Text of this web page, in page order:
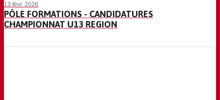
13 févr. 2026
PÔLE FORMATIONS - CANDIDATURES
CHAMPIONNAT U13 REGION